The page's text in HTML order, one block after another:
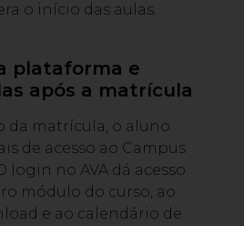
o início das aulas.
plataforma e
após a matrícula
da matrícula, o aluno
de acesso ao Campus
login no AVA dá acesso
módulo do curso, ao
e ao calendário de